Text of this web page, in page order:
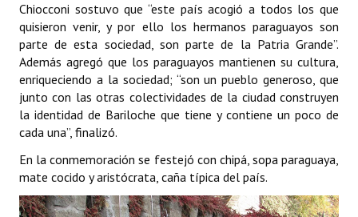
Actas de Sesión
Informes de Unidad Coordinadora
Ejecución Presupuestaria
Actas de Audiencias Públicas
NORMATIVA
Comunicaciones
Chiocconi sostuvo que “este país acogió a todos los que
quisieron venir, y por ello los hermanos paraguayos son
parte de esta sociedad, son parte de la Patria Grande”.
Además agregó que los paraguayos mantienen su cultura,
enriqueciendo a la sociedad; “son un pueblo generoso, que
junto con las otras colectividades de la ciudad construyen
la identidad de Bariloche que tiene y contiene un poco de
cada una”, finalizó.
En la conmemoración se festejó con chipá, sopa paraguaya,
mate cocido y aristócrata, caña típica del país.